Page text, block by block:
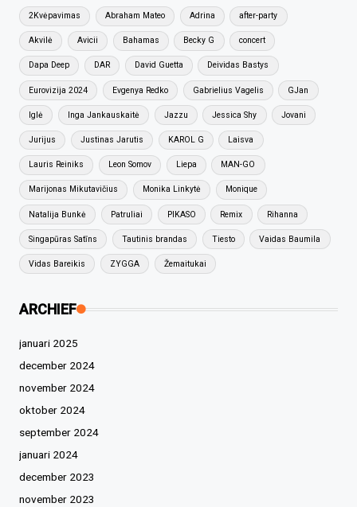
2Kvėpavimas Abraham Mateo Adrina after-party
Akvilė Avicii Bahamas Becky G concert
Dapa Deep DAR David Guetta Deividas Bastys
Eurovizija 2024 Evgenya Redko Gabrielius Vagelis GJan
Iglė Inga Jankauskaitė Jazzu Jessica Shy Jovani
Jurijus Justinas Jarutis KAROL G Laisva
Lauris Reiniks Leon Somov Liepa MAN-GO
Marijonas Mikutavičius Monika Linkytė Monique
Natalija Bunkė Patruliai PIKASO Remix Rihanna
Singapūras Satīns Tautinis brandas Tiesto Vaidas Baumila
Vidas Bareikis ZYGGA Žemaitukai
ARCHIEF
januari 2025
december 2024
november 2024
oktober 2024
september 2024
januari 2024
december 2023
november 2023